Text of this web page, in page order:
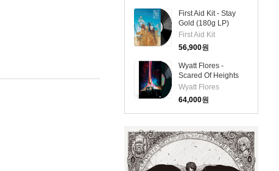
First Aid Kit - Stay
Gold (180g LP)
First Aid Kit
56,900원
Wyatt Flores -
Scared Of Heights
(LP)
Wyatt Flores
64,000원